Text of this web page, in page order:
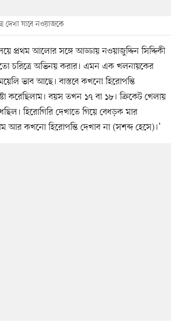
দেখা যাবে নওয়াজকে
প্রথম আলোর সঙ্গে আড্ডায় নওয়াজুদ্দিন সিদ্দিকী
চরিত্রে অভিনয় করার। এমন এক খলনায়কের
ভাব আছে। বাস্তবে কখনো হিরোপন্তি
করেছিলাম। বয়স তখন ১৭ বা ১৮। ক্রিকেট খেলায়
হিরোগিরি দেখাতে গিয়ে বেধড়ক মার
আর কখনো হিরোপন্তি দেখাব না (সশব্দ হেসে)।’